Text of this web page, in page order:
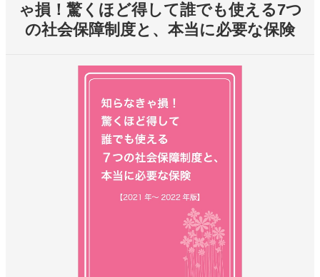
ゃ損！驚くほど得して誰でも使える7つ
の社会保障制度と、本当に必要な保険